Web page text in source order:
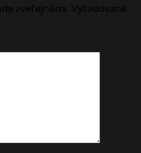
zveřejněna. Vyžadované